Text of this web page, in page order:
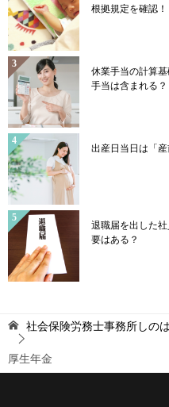
根拠規定を確認！
休業手当の計算
手当は含まれる？
出産日当日は「
退職届を出した
要はある？
社会保険労務士事務所しの
厚生年金